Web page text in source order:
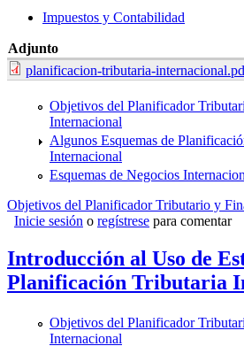
Impuestos y Contabilidad
Adjunto
planificacion-tributaria-
Objetivos del Planificador
Internacional
Algunos Esquemas de
Internacional
Esquemas de Negocios
Objetivos del Planificador Tributario y
Inicie sesión o regístrese para comentar
Introducción al Uso de
Planificación Tributaria
Objetivos del Planificador
Internacional